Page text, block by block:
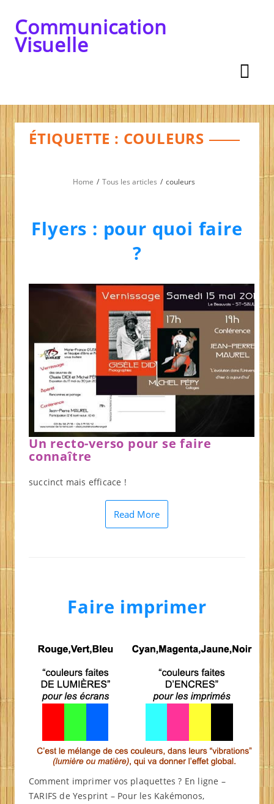
contentCommunication
Visuelle
ÉTIQUETTE : COULEURS
Home Tous les articles couleurs
Flyers : pour quoi faire
?
Un recto-verso pour se faire
connaître
succinct mais efficace !
Read More
Faire imprimer
Comment imprimer vos plaquettes ? En ligne –
TARIFS de Yesprint – Pour les Kakémonos,